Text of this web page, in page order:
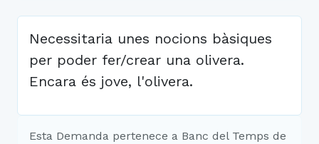
Necessitaria unes nocions bàsiques
per poder fer/crear una olivera.
Encara és jove, l'olivera.
Esta Demanda pertenece a Banc del Temps de